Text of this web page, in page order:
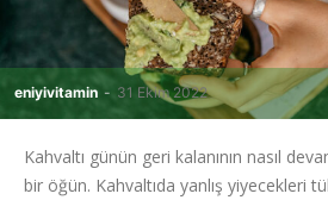
eniyivitamin - 31 Ekim 2022
Kahvaltı günün geri kalanının nasıl
bir öğün. Kahvaltıda yanlış yiyecekleri